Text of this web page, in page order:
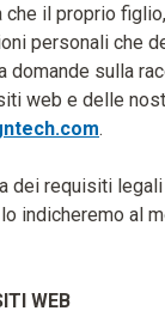
il proprio
personali che
domande sulla
web e delle
.
dei requisiti
indicheremo al
WEB